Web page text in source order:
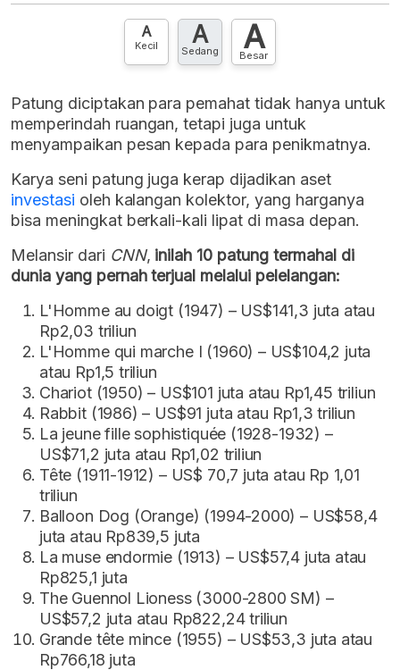
Hubungi sekarang »
A
Kecil A
Sedang A
Besar
Patung diciptakan para pemahat tidak hanya untuk
memperindah ruangan, tetapi juga untuk
menyampaikan pesan kepada para penikmatnya.
Karya seni patung juga kerap dijadikan aset
investasi oleh kalangan kolektor, yang harganya
bisa meningkat berkali-kali lipat di masa depan.
Melansir dari CNN, inilah 10 patung termahal di
dunia yang pernah terjual melalui pelelangan:
L'Homme au doigt (1947) – US$141,3 juta atau
Rp2,03 triliun
L'Homme qui marche I (1960) – US$104,2 juta
atau Rp1,5 triliun
Chariot (1950) – US$101 juta atau Rp1,45 triliun
Rabbit (1986) – US$91 juta atau Rp1,3 triliun
La jeune fille sophistiquée (1928-1932) –
US$71,2 juta atau Rp1,02 triliun
Tête (1911-1912) – US$ 70,7 juta atau Rp 1,01
triliun
Balloon Dog (Orange) (1994-2000) – US$58,4
juta atau Rp839,5 juta
La muse endormie (1913) – US$57,4 juta atau
Rp825,1 juta
The Guennol Lioness (3000-2800 SM) –
US$57,2 juta atau Rp822,24 triliun
Grande tête mince (1955) – US$53,3 juta atau
Rp766,18 juta